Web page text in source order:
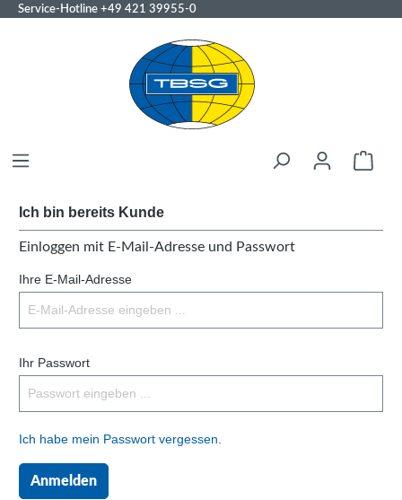
Service-Hotline +49 421 39955-0
Ich bin bereits Kunde
Einloggen mit E-Mail-Adresse und Passwort
Ihre E-Mail-Adresse
Ihr Passwort
Ich habe mein Passwort vergessen.
Anmelden